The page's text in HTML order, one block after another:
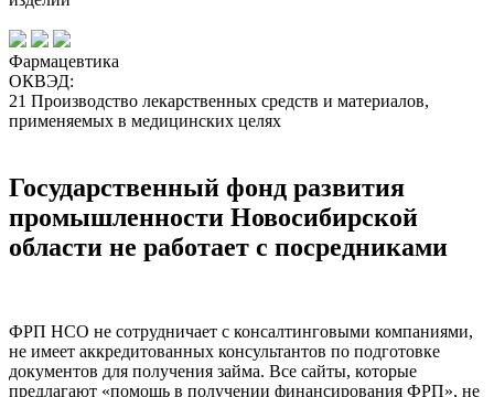
Фармацевтика
ОКВЭД:
21 Производство лекарственных средств и материалов,
применяемых в медицинских целях
Государственный фонд развития
промышленности Новосибирской
области не работает с посредниками
ФРП НСО не сотрудничает с консалтинговыми компаниями,
не имеет аккредитованных консультантов по подготовке
документов для получения займа. Все сайты, которые
предлагают «помощь в получении финансирования ФРП», не